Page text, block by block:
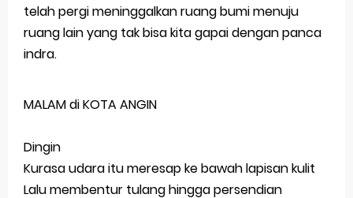
telah pergi meninggalkan ruang bumi menuju
ruang lain yang tak bisa kita gapai dengan panca
indra.
MALAM di KOTA ANGIN
Dingin
Kurasa udara itu meresap ke bawah lapisan kulit
Lalu membentur tulang hingga persendian